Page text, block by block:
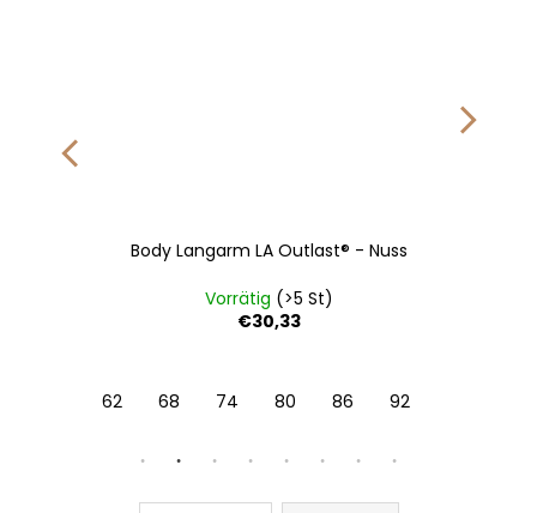
Body Langarm LA Outlast® - Nuss
Vorrätig (>5 St)
€30,33
62 68 74 80 86 92